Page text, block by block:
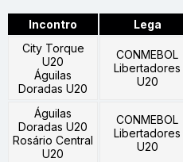
Incontro Lega
City Torque
U20
Águilas
Doradas U20
CONMEBOL
Libertadores
U20
Águilas
Doradas U20
Rosário Central
U20
CONMEBOL
Libertadores
U20